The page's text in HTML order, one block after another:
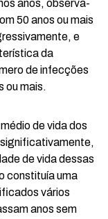
anos, observa-
50 anos ou mais
e
da
de infecções
ou mais.
de vida dos
de vida dessas
constituía uma
vários
anos sem